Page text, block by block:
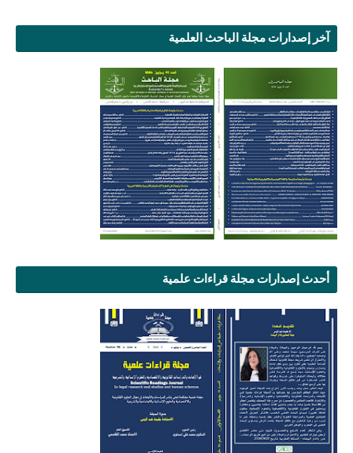
آخر إصدارات مجلة الباحث العلمية
أحدث إصدارات مجلة قراءات علمية